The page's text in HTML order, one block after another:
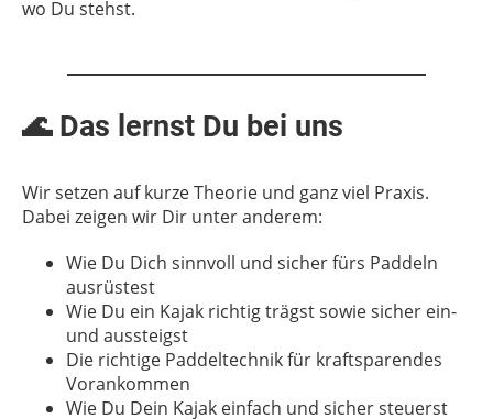
wo Du stehst.
🌊 Das lernst Du bei uns
Wir setzen auf kurze Theorie und ganz viel Praxis.
Dabei zeigen wir Dir unter anderem:
Wie Du Dich sinnvoll und sicher fürs Paddeln
ausrüstest
Wie Du ein Kajak richtig trägst sowie sicher ein-
und aussteigst
Die richtige Paddeltechnik für kraftsparendes
Vorankommen
Wie Du Dein Kajak einfach und sicher steuerst